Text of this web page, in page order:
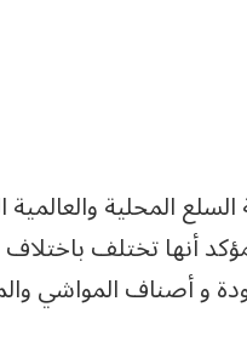
المحلية والعالمية
أنها تختلف
و أصناف المواشي